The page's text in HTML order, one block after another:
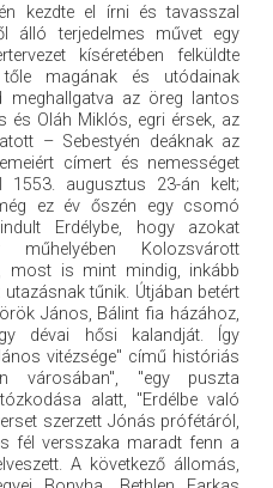
kezdte el írni és tavasszal
álló terjedelmes művet egy
kíséretében felküldte
magának és utódainak
meghallgatva az öreg lantos
és Oláh Miklós, egri érsek, az
– Sebestyén deáknak az
címert és nemességet
1553. augusztus 23-án kelt;
ez év őszén egy csomó
Erdélybe, hogy azokat
Kolozsvárott
most is mint mindig, inkább
tűnik. Útjában betért
János, Bálint fia házához,
dévai hősi kalandját. Így
vitézsége" című históriás
városában", "egy puszta
alatt, "Erdélbe való
szerzett Jónás prófétáról,
fél versszaka maradt fenn a
A következő állomás,